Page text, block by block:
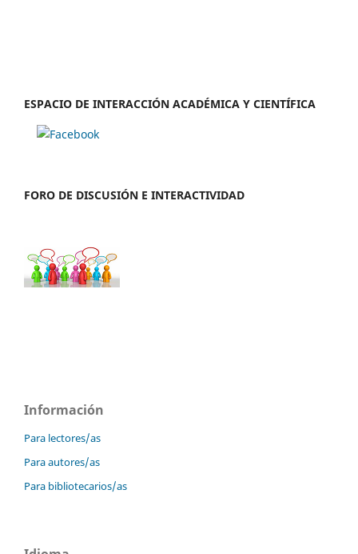
ESPACIO DE INTERACCIÓN ACADÉMICA Y CIENTÍFICA
FORO DE DISCUSIÓN E INTERACTIVIDAD
Información
Para lectores/as
Para autores/as
Para bibliotecarios/as